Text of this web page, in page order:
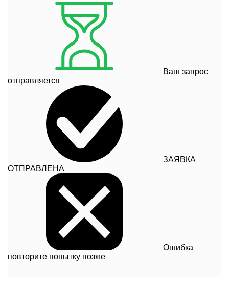
Ваш запрос
отправляется
ЗАЯВКА
ОТПРАВЛЕНА
Ошибка
повторите попытку позже